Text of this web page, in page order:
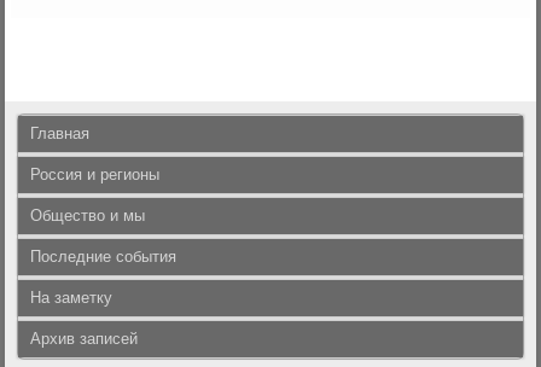
Главная
Россия и регионы
Общество и мы
Последние события
На заметку
Архив записей